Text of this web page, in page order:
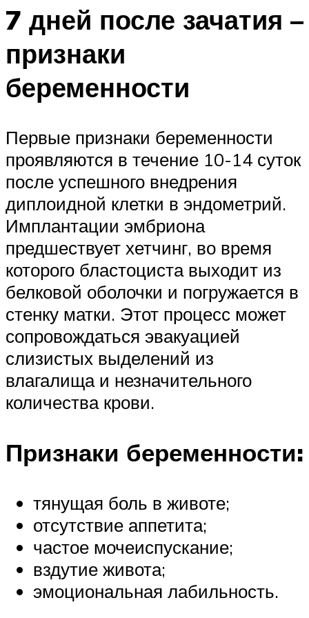
7 дней после зачатия –
признаки
беременности
Первые признаки беременности
проявляются в течение 10-14 суток
после успешного внедрения
диплоидной клетки в эндометрий.
Имплантации эмбриона
предшествует хетчинг, во время
которого бластоциста выходит из
белковой оболочки и погружается в
стенку матки. Этот процесс может
сопровождаться эвакуацией
слизистых выделений из
влагалища и незначительного
количества крови.
Признаки беременности:
тянущая боль в животе;
отсутствие аппетита;
частое мочеиспускание;
вздутие живота;
эмоциональная лабильность.